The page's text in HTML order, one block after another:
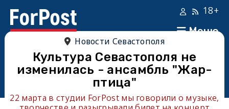
Меню
18+
Новости Севастополя
Культура Севастополя не
изменилась - ансамбль "Жар-
птица"
22 марта в студии ForPost мы говорили о музыке,